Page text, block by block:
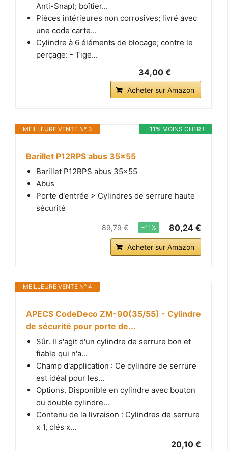
Anti-Snap); boîtier...
Pièces intérieures non corrosives; livré avec
une code carte...
Cylindre à 6 éléments de blocage; contre le
perçage: - Tige...
34,00 €
Acheter sur Amazon
-11% MOINS CHER !
MEILLEURE VENTE N° 3
Barillet P12RPS abus 35x55
Barillet P12RPS abus 35x55
Abus
Porte d'entrée > Cylindres de serrure haute
sécurité
89,79 € −11% 80,24 €
Acheter sur Amazon
MEILLEURE VENTE N° 4
APECS CodeDeco ZM-90(35/55) - Cylindre
de sécurité pour porte de...
Sûr. Il s'agit d'un cylindre de serrure bon et
fiable qui n'a...
Champ d'application : Ce cylindre de serrure
est idéal pour les...
Options. Disponible en cylindre avec bouton
ou double cylindre...
Contenu de la livraison : Cylindres de serrure
x 1, clés x...
20,10 €